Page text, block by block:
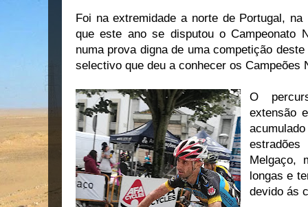
Foi na extremidade a norte de Portugal,
que este ano se disputou o Campeonato
numa prova digna de uma competição
selectivo que deu a conhecer os Campeões
O
extensão
Melgaço,
longas e
devido ás